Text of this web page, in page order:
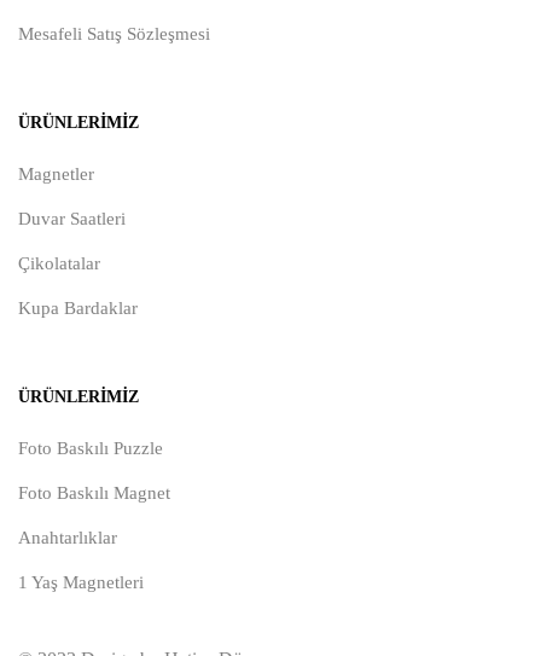
Mesafeli Satış Sözleşmesi
ÜRÜNLERIMIZ
Magnetler
Duvar Saatleri
Çikolatalar
Kupa Bardaklar
ÜRÜNLERIMIZ
Foto Baskılı Puzzle
Foto Baskılı Magnet
Anahtarlıklar
1 Yaş Magnetleri